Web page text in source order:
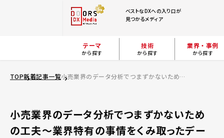
ベストなDXへの入り口が
見つかるメディア
テーマ
から探す
技術
から探す
業界・事例
から探す
TOP新着記事一覧 小売業界のデータ分析でつまずかないための工夫～業界特有の事情をくみ取ったデータ分析を行うには～
小売業界のデータ分析でつまずかないため
の工夫～業界特有の事情をくみ取ったデー